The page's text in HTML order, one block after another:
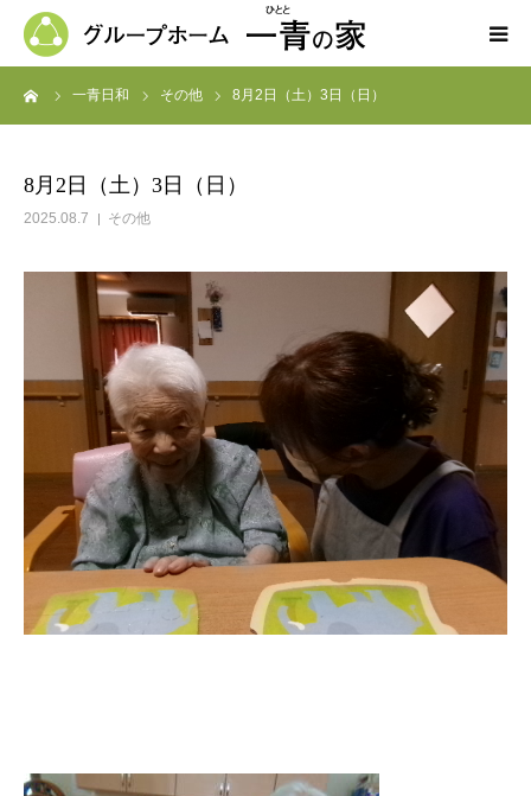
一青日和 その他 8月2日（土）3日（日）
8月2日（土）3日（日）
2025.08.7 その他
ホーム
ブログ
よくある質問
お問い合わせ